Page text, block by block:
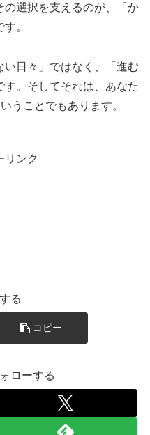
の選択を支えるのが、「か
。
い日々」ではなく、「進む
。そしてそれは、あなた
うことでもあります。
リンク
る
コピー
ローする